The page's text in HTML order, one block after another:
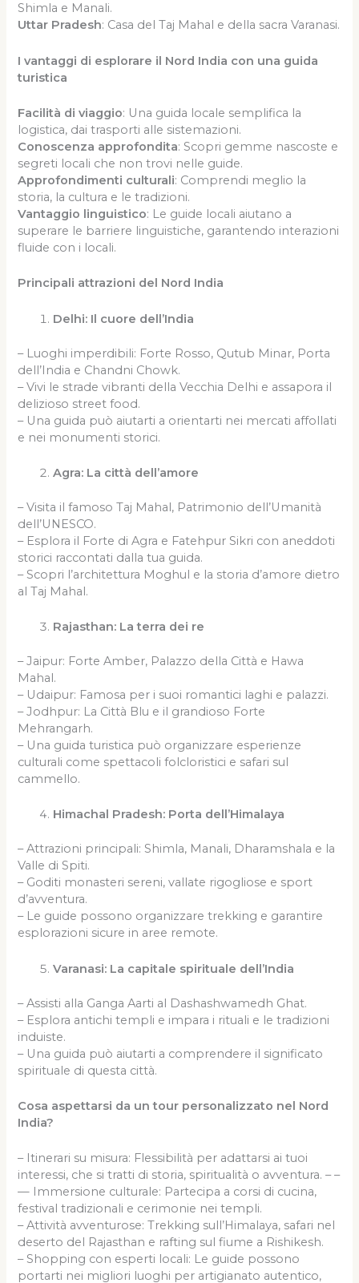
Shimla e Manali.
Uttar Pradesh: Casa del Taj Mahal e della sacra Varanasi.
I vantaggi di esplorare il Nord India con una guida
turistica
Facilità di viaggio: Una guida locale semplifica la
logistica, dai trasporti alle sistemazioni.
Conoscenza approfondita: Scopri gemme nascoste e
segreti locali che non trovi nelle guide.
Approfondimenti culturali: Comprendi meglio la
storia, la cultura e le tradizioni.
Vantaggio linguistico: Le guide locali aiutano a
superare le barriere linguistiche, garantendo interazioni
fluide con i locali.
Principali attrazioni del Nord India
Delhi: Il cuore dell’India
– Luoghi imperdibili: Forte Rosso, Qutub Minar, Porta
dell’India e Chandni Chowk.
– Vivi le strade vibranti della Vecchia Delhi e assapora il
delizioso street food.
– Una guida può aiutarti a orientarti nei mercati affollati
e nei monumenti storici.
Agra: La città dell’amore
– Visita il famoso Taj Mahal, Patrimonio dell’Umanità
dell’UNESCO.
– Esplora il Forte di Agra e Fatehpur Sikri con aneddoti
storici raccontati dalla tua guida.
– Scopri l’architettura Moghul e la storia d’amore dietro
al Taj Mahal.
Rajasthan: La terra dei re
– Jaipur: Forte Amber, Palazzo della Città e Hawa
Mahal.
– Udaipur: Famosa per i suoi romantici laghi e palazzi.
– Jodhpur: La Città Blu e il grandioso Forte
Mehrangarh.
– Una guida turistica può organizzare esperienze
culturali come spettacoli folcloristici e safari sul
cammello.
Himachal Pradesh: Porta dell’Himalaya
– Attrazioni principali: Shimla, Manali, Dharamshala e la
Valle di Spiti.
– Goditi monasteri sereni, vallate rigogliose e sport
d’avventura.
– Le guide possono organizzare trekking e garantire
esplorazioni sicure in aree remote.
Varanasi: La capitale spirituale dell’India
– Assisti alla Ganga Aarti al Dashashwamedh Ghat.
– Esplora antichi templi e impara i rituali e le tradizioni
induiste.
– Una guida può aiutarti a comprendere il significato
spirituale di questa città.
Cosa aspettarsi da un tour personalizzato nel Nord
India?
– Itinerari su misura: Flessibilità per adattarsi ai tuoi
interessi, che si tratti di storia, spiritualità o avventura. – –
— Immersione culturale: Partecipa a corsi di cucina,
festival tradizionali e cerimonie nei templi.
– Attività avventurose: Trekking sull’Himalaya, safari nel
deserto del Rajasthan e rafting sul fiume a Rishikesh.
– Shopping con esperti locali: Le guide possono
portarti nei migliori luoghi per artigianato autentico,